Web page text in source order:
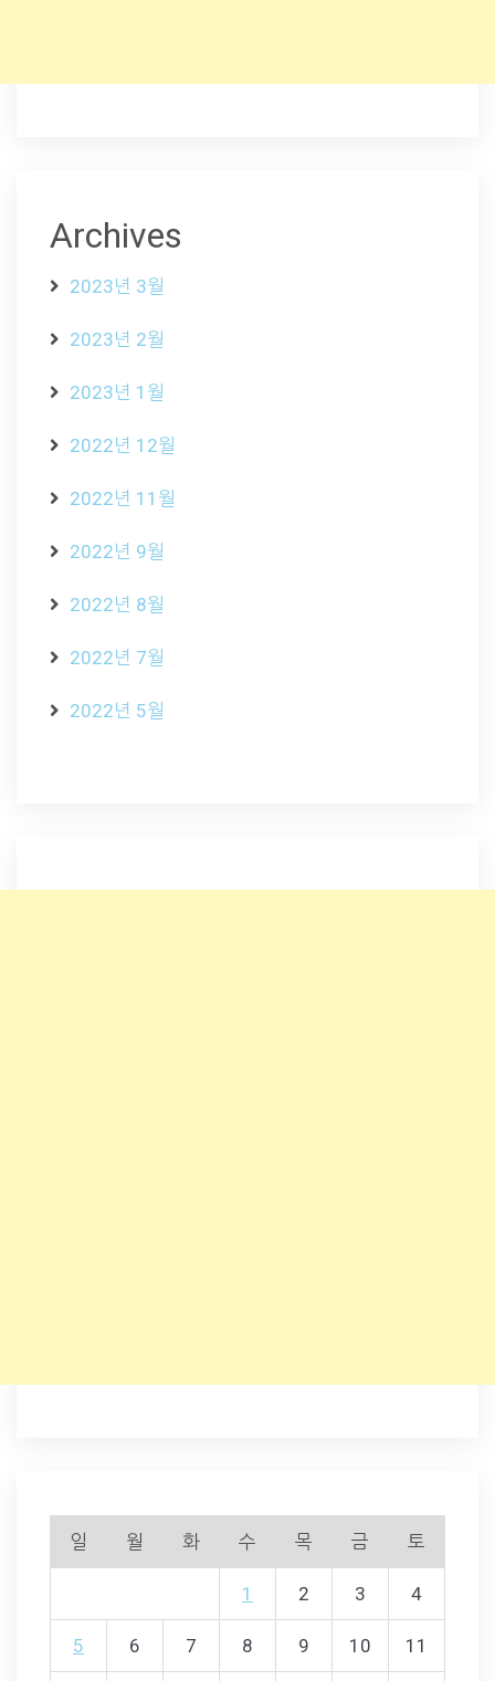
Archives
2023년 3월
2023년 2월
2023년 1월
2022년 12월
2022년 11월
2022년 9월
2022년 8월
2022년 7월
2022년 5월
일 월 화 수 목 금 토
1 2 3 4
5 6 7 8 9 10 11